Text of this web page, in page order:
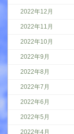
2022年12月
2022年11月
2022年10月
2022年9月
2022年8月
2022年7月
2022年6月
2022年5月
2022年4月